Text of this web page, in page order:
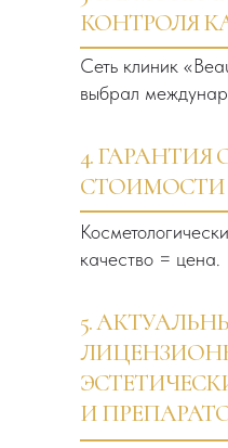
5.
И
4.
СТОИМОСТИ
КОНТРОЛЯ
качество = цена.
Сеть клиник
выбрал